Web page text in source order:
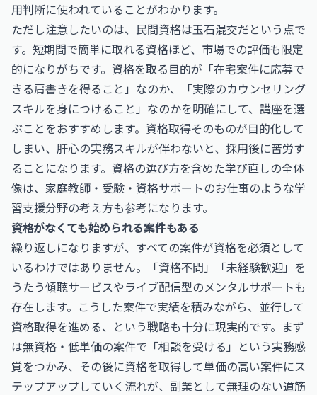
用判断に使われていることがわかります。
ただし注意したいのは、民間資格は玉石混交だという点で
す。短期間で簡単に取れる資格ほど、市場での評価も限定
的になりがちです。資格を取る目的が「在宅案件に応募で
きる肩書きを得ること」なのか、「実際のカウンセリング
スキルを身につけること」なのかを明確にして、講座を選
ぶことをおすすめします。資格取得そのものが目的化して
しまい、肝心の実務スキルが伴わないと、採用後に苦労す
ることになります。資格の選び方を含めた学び直しの全体
像は、 家庭教師・受験・資格サポートのお仕事のような学
習支援分野の考え方も参考になります。
資格がなくても始められる案件もある
繰り返しになりますが、すべての案件が資格を必須として
いるわけではありません。「資格不問」「未経験歓迎」を
うたう傾聴サービスやライブ配信型のメンタルサポートも
存在します。こうした案件で実績を積みながら、並行して
資格取得を進める、という戦略も十分に現実的です。まず
は無資格・低単価の案件で「相談を受ける」という実務感
覚をつかみ、その後に資格を取得して単価の高い案件にス
テップアップしていく流れが、副業として無理のない道筋